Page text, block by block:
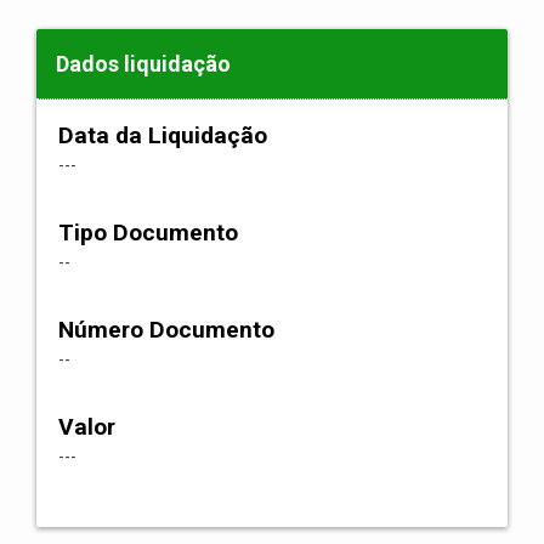
Dados liquidação
Data da Liquidação
---
Tipo Documento
--
Número Documento
--
Valor
---